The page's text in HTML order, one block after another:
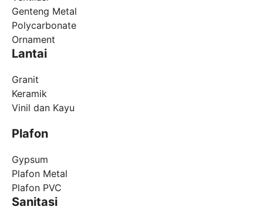
Genteng Metal
Polycarbonate
Ornament
Lantai
Granit
Keramik
Vinil dan Kayu
Plafon
Gypsum
Plafon Metal
Plafon PVC
Sanitasi